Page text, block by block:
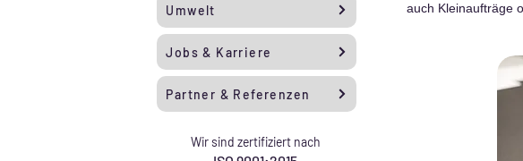
Umwelt
Jobs & Karriere
Partner & Referenzen
Wir sind zertifiziert nach
auch Kleinaufträge